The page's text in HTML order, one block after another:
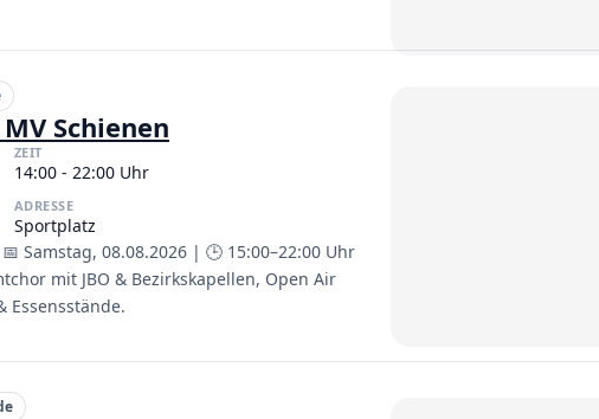
Schienen
ZEIT
14:00 - 22:00 Uhr
ADRESSE
Sportplatz
Samstag, 08.08.2026 | 🕒 15:00–22:00 Uhr
mit JBO & Bezirkskapellen, Open Air
Essensstände.